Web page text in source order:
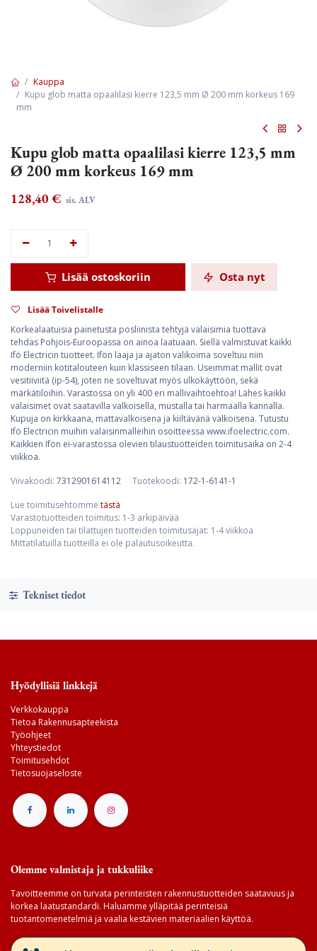
Kauppa
Kupu glob matta opaalilasi kierre 123,5 mm Ø 200 mm korkeus 169
mm
Kupu glob matta opaalilasi kierre 123,5 mm
Ø 200 mm korkeus 169 mm
128,40 € sis. ALV
Lisää ostoskoriin Osta nyt
Lisää Toivelistalle
Korkealaatuisia painetusta posliinista tehtyjä valaisimia tuottava
tehdas Pohjois-Euroopassa on ainoa laatuaan. Siellä valmistuvat kaikki
Ifö Electricin tuotteet. Ifön laaja ja ajaton valikoima soveltuu niin
moderniin kotitalouteen kuin klassiseen tilaan. Useimmat mallit ovat
vesitiiviitä (ip-54), joten ne soveltuvat myös ulkokäyttöön, sekä
märkätiloihin. Varastossa on yli 400 eri mallivaihtoehtoa! Lähes kaikki
valaisimet ovat saatavilla valkoisella, mustalla tai harmaalla kannalla.
Kupuja on kirkkaana, mattavalkoisena ja kiiltävänä valkoisena. Tutustu
Ifö Electricin muihin valaisinmalleihin osoitteessa www.ifoelectric.com.
Kaikkien Ifön ei-varastossa olevien tilaustuotteiden toimitusaika on 2-4
viikkoa.
Viivakoodi: 7312901614112 Tuotekoodi: 172-1-6141-1
Lue toimitusehtomme tästä
Varastotuotteiden toimitus: 1-3 arkipäivää
Loppuneiden tai tilattujen tuotteiden toimitusajat: 1-4 viikkoa
Mittatilatuilla tuotteilla ei ole palautusoikeutta.
Tekniset tiedot
Hyödyllisiä linkkejä
Verkkokauppa
Tietoa Rakennusapteekista
Työohjeet
Yhteystiedot
Toimitusehdot
Tietosuojaseloste
Olemme valmistaja ja tukkuliike
Tavoitteemme on turvata perinteisten rakennustuotteiden saatavuus ja
korkea laatustandardi. Haluamme ylläpitää perinteisiä
tuotantomenetelmiä ja vaalia kestävien materiaalien käyttöä.